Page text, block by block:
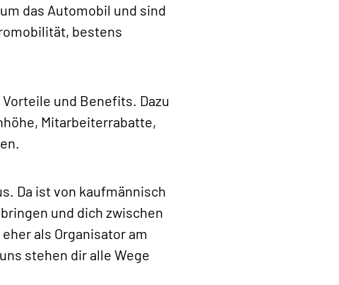
das Automobil und sind
bestens
und Benefits. Dazu
Mitarbeiterrabatte,
Da ist von kaufmännisch
und dich zwischen
als Organisator am
stehen dir alle Wege